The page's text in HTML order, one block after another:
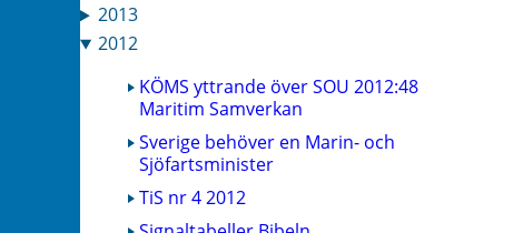
2013
2012
KÖMS yttrande över SOU 2012:48
Maritim Samverkan
Sverige behöver en Marin- och
Sjöfartsminister
TiS nr 4 2012